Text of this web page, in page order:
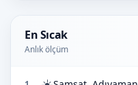
En Sıcak
Anlık ölçüm